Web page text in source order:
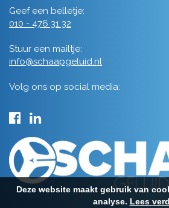
Geef een belletje:
010 - 476 31 32
Stuur een mailtje:
info@schaapgeluid.nl
Volg ons op social media:
Deze website maakt gebruik van
analyse. Lees